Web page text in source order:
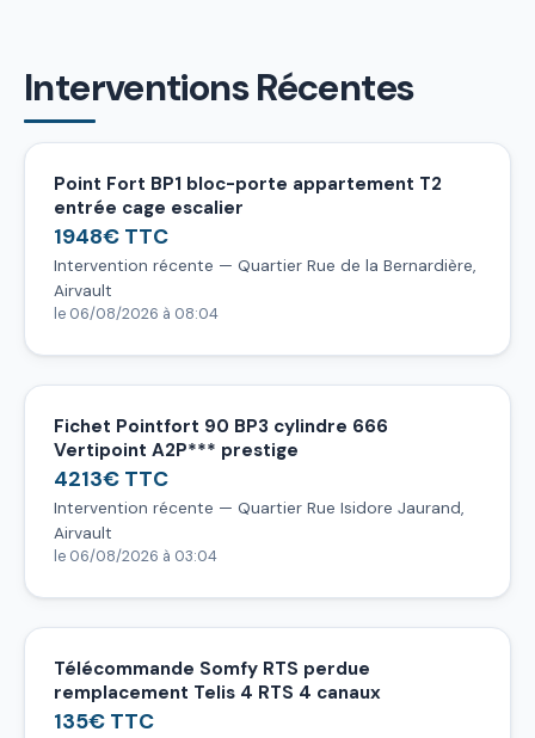
Interventions Récentes
Point Fort BP1 bloc-porte appartement T2
entrée cage escalier
1948€ TTC
Intervention récente — Quartier Rue de la Bernardière,
Airvault
le 06/08/2026 à 08:04
Fichet Pointfort 90 BP3 cylindre 666
Vertipoint A2P*** prestige
4213€ TTC
Intervention récente — Quartier Rue Isidore Jaurand,
Airvault
le 06/08/2026 à 03:04
Télécommande Somfy RTS perdue
remplacement Telis 4 RTS 4 canaux
135€ TTC